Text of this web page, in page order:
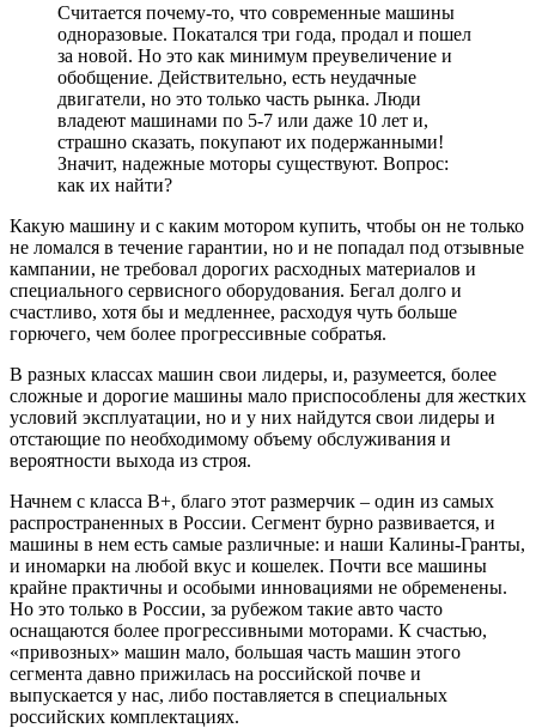
Считается почему-то, что современные машины
одноразовые. Покатался три года, продал и пошел
за новой. Но это как минимум преувеличение и
обобщение. Действительно, есть неудачные
двигатели, но это только часть рынка. Люди
владеют машинами по 5-7 или даже 10 лет и,
страшно сказать, покупают их подержанными!
Значит, надежные моторы существуют. Вопрос:
как их найти?
Какую машину и с каким мотором купить, чтобы он не только
не ломался в течение гарантии, но и не попадал под отзывные
кампании, не требовал дорогих расходных материалов и
специального сервисного оборудования. Бегал долго и
счастливо, хотя бы и медленнее, расходуя чуть больше
горючего, чем более прогрессивные собратья.
В разных классах машин свои лидеры, и, разумеется, более
сложные и дорогие машины мало приспособлены для жестких
условий эксплуатации, но и у них найдутся свои лидеры и
отстающие по необходимому объему обслуживания и
вероятности выхода из строя.
Начнем с класса В+, благо этот размерчик – один из самых
распространенных в России. Сегмент бурно развивается, и
машины в нем есть самые различные: и наши Калины-Гранты,
и иномарки на любой вкус и кошелек. Почти все машины
крайне практичны и особыми инновациями не обременены.
Но это только в России, за рубежом такие авто часто
оснащаются более прогрессивными моторами. К счастью,
«привозных» машин мало, большая часть машин этого
сегмента давно прижилась на российской почве и
выпускается у нас, либо поставляется в специальных
российских комплектациях.